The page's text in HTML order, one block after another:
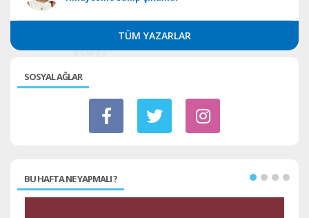
TÜM YAZARLAR
SOSYAL AĞLAR
BU HAFTA NE YAPMALI ?